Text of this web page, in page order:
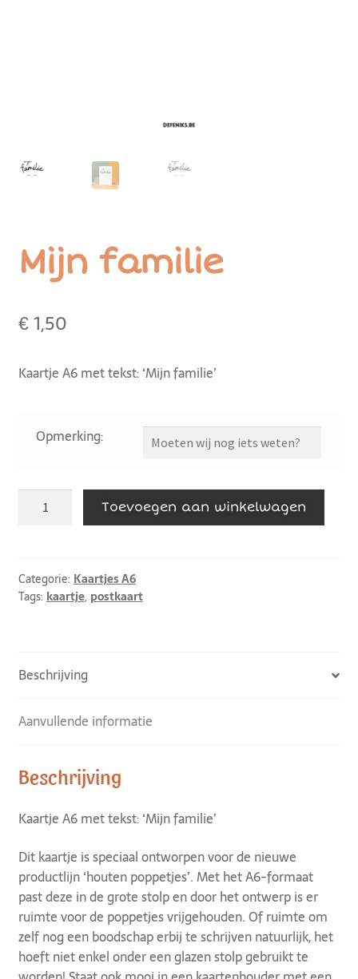
Mijn familie
€1,50
Kaartje A6 met tekst: ‘Mijn familie’
Opmerking:
Toevoegen aan winkelwagen
Categorie:Kaartjes A6
Tags:kaartje, postkaart
Beschrijving
Aanvullende informatie
Beschrijving
Kaartje A6 met tekst: ‘Mijn familie’
Dit kaartje is speciaal ontworpen voor de nieuwe
productlijn ‘houten poppetjes’. Met het A6-formaat
past deze in de grote stolp en door het ontwerp is er
ruimte voor de poppetjes vrijgehouden. Of ruimte om
zelf nog een boodschap erbij te schrijven natuurlijk, het
hoeft niet enkel onder een glazen stolp gebruikt te